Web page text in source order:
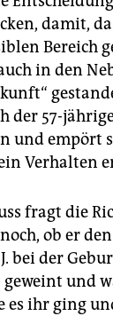
damit,
Bereich
in den
der 57-
und empört
Verhalten
fragt die
ob er
bei der
geweint und
es ihr ging